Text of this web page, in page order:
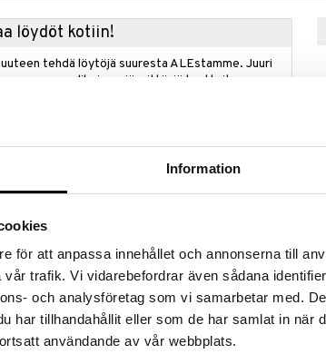
Information
för att anpassa innehållet och annonserna till
trafik. Vi vidarebefordrar även sådana
och analysföretag som vi samarbetar med.
har tillhandahållit eller som de har samlat in när
användande av vår webbplats.
löydöt kotiin!
tehdä löytöjä suuresta ALEstamme. Juuri
suuren valikoiman jännittäviä tuotteita
ale-löydöt »
on minimalistinen Rosendahl-klassikko, on puettu
norjalaisen Fam Irvollin maksimalistisilla
hän ammentaa inspiraatiota menneisyydestä ja luo
ja tunnelmallisen ilmeen. Sarjan lautasilla,
kohtaavat pohjoismainen luonto, klassiset
yhteispelissä. Grand Cru Cottage -kulhon